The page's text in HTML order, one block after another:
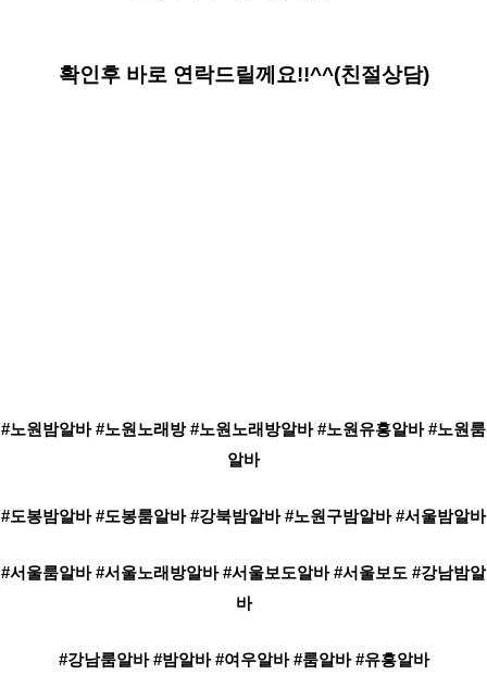
확인후 바로 연락드릴께요!!^^(친절상담)
#노원밤알바 #노원노래방 #노원노래방알바 #노원유흥알바 #노원룸
알바
#도봉밤알바 #도봉룸알바 #강북밤알바 #노원구밤알바 #서울밤알바
#서울룸알바 #서울노래방알바 #서울보도알바 #서울보도 #강남밤알
바
#강남룸알바 #밤알바 #여우알바 #룸알바 #유흥알바